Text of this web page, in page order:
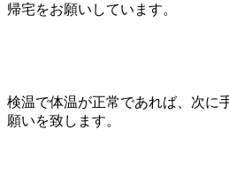
帰宅をお願いしています。
検温で体温が正常であれば、次に
願いを致します。